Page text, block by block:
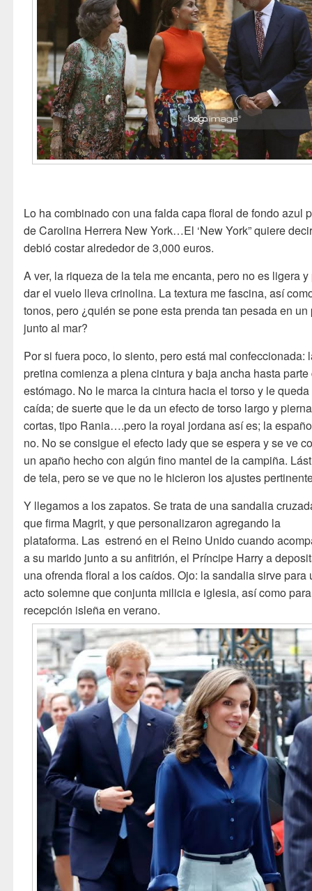
Lo ha combinado con una falda capa floral de fondo azul
de Carolina Herrera New York…El ‘New York” quiere
debió costar alrededor de 3,000 euros.
A ver, la riqueza de la tela me encanta, pero no es ligera y
dar el vuelo lleva crinolina. La textura me fascina, así
tonos, pero ¿quién se pone esta prenda tan pesada en un
junto al mar?
Por si fuera poco, lo siento, pero está mal confeccionada:
pretina comienza a plena cintura y baja ancha hasta parte
estómago. No le marca la cintura hacia el torso y le queda
caída; de suerte que le da un efecto de torso largo y
cortas, tipo Rania….pero la royal jordana así es; la
no. No se consigue el efecto lady que se espera y se ve
un apaño hecho con algún fino mantel de la campiña.
de tela, pero se ve que no le hicieron los ajustes
Y llegamos a los zapatos. Se trata de una sandalia
que firma Magrit, y que personalizaron agregando la
plataforma. Las estrenó en el Reino Unido cuando
a su marido junto a su anfitrión, el Príncipe Harry a
una ofrenda floral a los caídos. Ojo: la sandalia sirve para
acto solemne que conjunta milicia e iglesia, así como
recepción isleña en verano.